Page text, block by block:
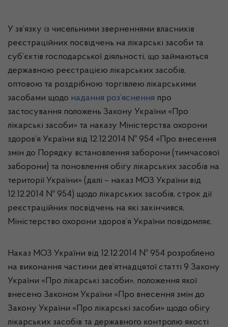
У зв’язку із чисельними зверненнями власників
реєстраційних посвідчень на лікарські засоби та
суб’єктів господарської діяльності, що займаються
державною реєстрацією лікарських засобів,
оптовою та роздрібною торгівлею лікарськими
засобами щодо надання роз’яснення про
застосування положень Закону України «Про
лікарські засоби» та наказу Міністерства охорони
здоров’я України від 12.12.2014 № 954 «Про внесення
змін до Порядку встановлення заборони (тимчасової
заборони) та поновлення обігу лікарських засобів на
території України» (далі – наказ МОЗ України від
12.12.2014 № 954) щодо лікарських засобів, строк дії
реєстраційних посвідчень на які закінчився,
Міністерство охорони здоров’я України повідомляє.
Наказ МОЗ України від 12.12.2014 № 954 розроблено
на виконання частини дев’ятнадцятої статті 9 Закону
України «Про лікарські засоби», положення якої
внесено Законом України «Про внесення змін до
Закону України «Про лікарські засоби» щодо обігу
лікарських засобів та державного контролю якості